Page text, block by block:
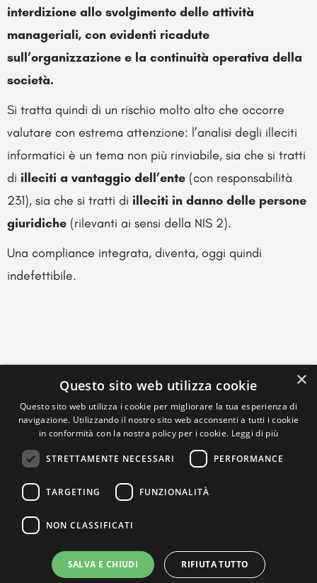
interdizione allo svolgimento delle attività
manageriali, con evidenti ricadute
sull’organizzazione e la continuità operativa della
società.
Si tratta quindi di un rischio molto alto che occorre
valutare con estrema attenzione: l’analisi degli illeciti
informatici è un tema non più rinviabile, sia che si tratti
di illeciti a vantaggio dell’ente (con responsabilità
231), sia che si tratti di illeciti in danno delle persone
giuridiche (rilevanti ai sensi della NIS 2).
Una compliance integrata, diventa, oggi quindi
indefettibile.
×
Questo sito web utilizza cookie
Questo sito web utilizza i cookie per migliorare la tua esperienza di
navigazione. Utilizzando il nostro sito web acconsenti a tutti i cookie
in conformità con la nostra policy per i cookie. Leggi di più
STRETTAMENTE NECESSARI PERFORMANCE
TARGETING FUNZIONALITÀ
NON CLASSIFICATI
SALVA E CHIUDI RIFIUTA TUTTO